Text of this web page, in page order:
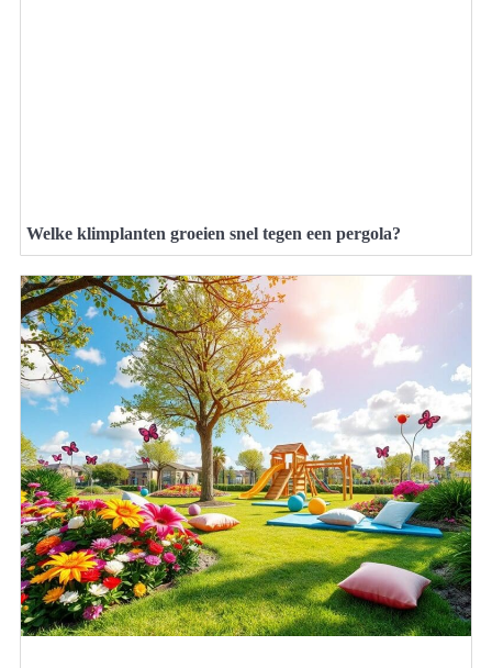
Welke klimplanten groeien snel tegen een pergola?